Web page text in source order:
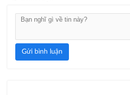
Gửi bình luận